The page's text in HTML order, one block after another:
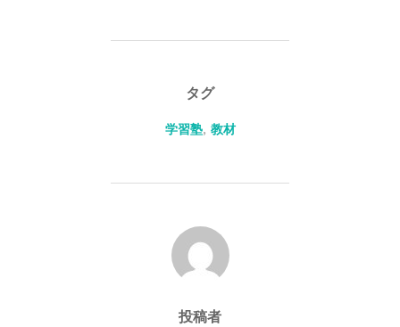
タグ
学習塾, 教材
投稿者
投稿者